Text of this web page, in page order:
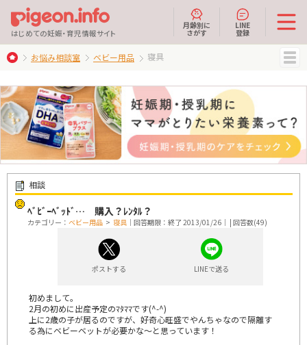
はじめての妊娠・育児情報サイト
月齢別に
さがす
LINE
登録
お悩み相談室 ベビー用品 寝具
相談
ﾍﾞﾋﾞｰﾍﾞｯﾄﾞ… 購入？ﾚﾝﾀﾙ？
カテゴリー： ベビー用品 > 寝具 ｜回答期限：終了 2013/01/26｜ | 回答数(49)
ポストする LINEで送る
初めまして。
2月の初めに出産予定のﾏﾀﾏﾏです(^-^)
上に2歳の子が居るのですが、好奇心旺盛でやんちゃなので隔離す
る為にベビーベットが必要かな～と思っています！